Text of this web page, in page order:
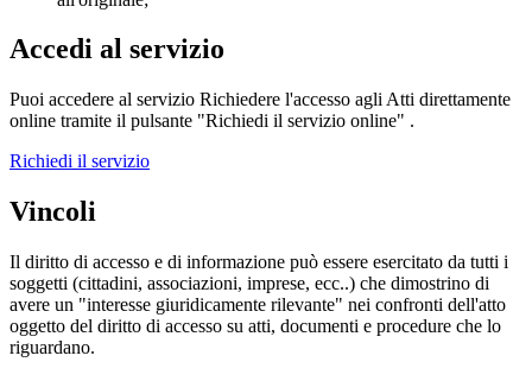
Accedi al servizio
Puoi accedere al servizio Richiedere l'accesso agli Atti direttamente
online tramite il pulsante "Richiedi il servizio online" .
Richiedi il servizio
Vincoli
Il diritto di accesso e di informazione può essere esercitato da tutti i
soggetti (cittadini, associazioni, imprese, ecc..) che dimostrino di
avere un "interesse giuridicamente rilevante" nei confronti dell'atto
oggetto del diritto di accesso su atti, documenti e procedure che lo
riguardano.